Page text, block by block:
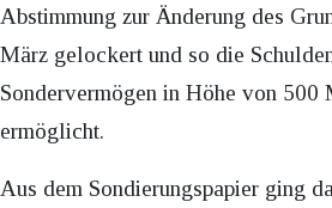
Abstimmung zur Änderung des
März gelockert und so die
Sondervermögen in Höhe von
ermöglicht.
Aus dem Sondierungspapier ging